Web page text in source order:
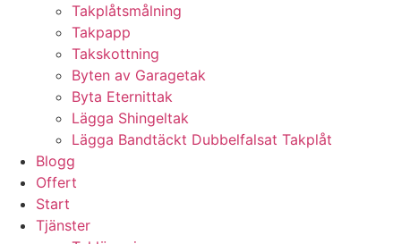
Takplåtsmålning
Takpapp
Takskottning
Byten av Garagetak
Byta Eternittak
Lägga Shingeltak
Lägga Bandtäckt Dubbelfalsat Takplåt
Blogg
Offert
Start
Tjänster